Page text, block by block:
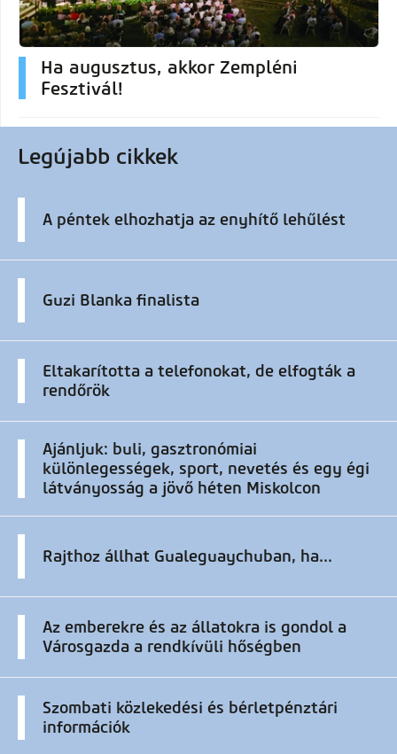
Ha augusztus, akkor Zempléni
Fesztivál!
Legújabb cikkek
A péntek elhozhatja az enyhítő lehűlést
Guzi Blanka finalista
Eltakarította a telefonokat, de elfogták a
rendőrök
Ajánljuk: buli, gasztronómiai
különlegességek, sport, nevetés és egy égi
látványosság a jövő héten Miskolcon
Rajthoz állhat Gualeguaychuban, ha...
Az emberekre és az állatokra is gondol a
Városgazda a rendkívüli hőségben
Szombati közlekedési és bérletpénztári
információk